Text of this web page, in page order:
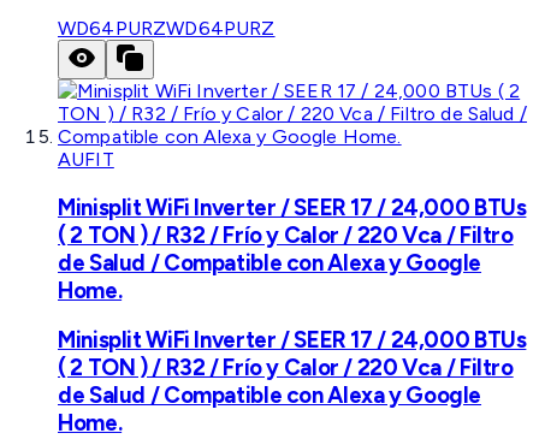
WD64PURZWD64PURZ
AUFIT
Minisplit WiFi Inverter / SEER 17 / 24,000 BTUs
( 2 TON ) / R32 / Frío y Calor / 220 Vca / Filtro
de Salud / Compatible con Alexa y Google
Home.
Minisplit WiFi Inverter / SEER 17 / 24,000 BTUs
( 2 TON ) / R32 / Frío y Calor / 220 Vca / Filtro
de Salud / Compatible con Alexa y Google
Home.